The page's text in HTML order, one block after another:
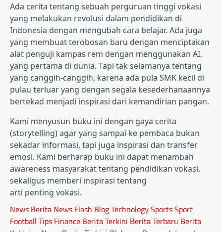
Ada cerita tentang sebuah perguruan tinggi vokasi
yang melakukan revolusi dalam pendidikan di
Indonesia dengan mengubah cara belajar. Ada juga
yang membuat terobosan baru dengan menciptakan
alat penguji kampas rem dengan menggunakan AI,
yang pertama di dunia. Tapi tak selamanya tentang
yang canggih-canggih, karena ada pula SMK kecil di
pulau terluar yang dengan segala kesederhanaannya
bertekad menjadi inspirasi dari kemandirian pangan.
Kami menyusun buku ini dengan gaya cerita
(storytelling) agar yang sampai ke pembaca bukan
sekadar informasi, tapi juga inspirasi dan transfer
emosi. Kami berharap buku ini dapat menambah
awareness masyarakat tentang pendidikan vokasi,
sekaligus memberi inspirasi tentang
arti penting vokasi.
News Berita News Flash BlogTechnologySportsSport
Football Tips Finance Berita Terkini Berita Terbaru Berita